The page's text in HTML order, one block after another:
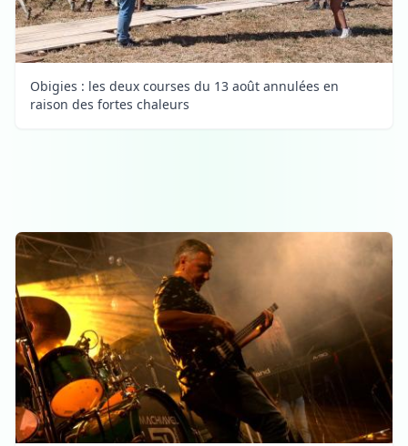
Obigies : les deux courses du 13 août annulées en
raison des fortes chaleurs